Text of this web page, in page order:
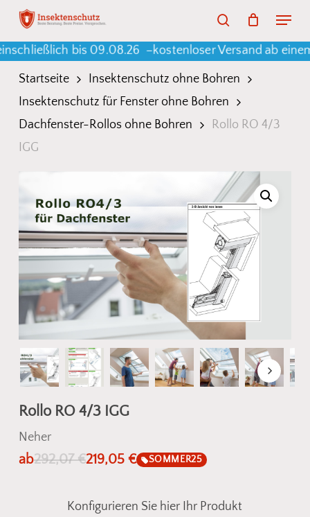
Skip
main
content
Menu
Cart
bis 09.08.26 –kostenloser Versand ab einem
Startseite
Insektenschutz ohne Bohren
Insektenschutz für Fenster ohne Bohren
Dachfenster-Rollos ohne Bohren
Rollo RO 4/3
IGG
Rollo RO 4/3 IGG
Neher
ab292,07€219,05 € SOMMER25
Konfigurieren Sie hier Ihr Produkt